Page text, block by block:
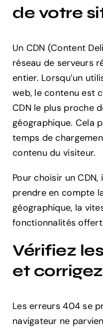
de votre
Un CDN (Content
réseau de serveurs
entier. Lorsqu’un
web, le contenu est
CDN le plus proche
géographique. Cela
temps de
contenu du visiteur.
Pour choisir un
prendre en compte
géographique, la
fonctionnalités
Vérifiez
et
Les erreurs 404 se
navigateur ne